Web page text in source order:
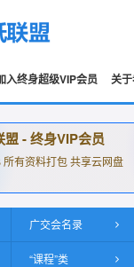
入终身超级VIP会员 关
盟 - 终身VIP会员
所有资料打包 共享云网盘
广交会名录
“课程”类